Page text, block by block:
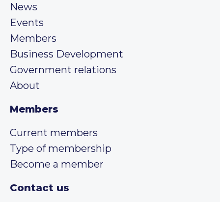
News
Events
Members
Business Development
Government relations
About
Members
Current members
Type of membership
Become a member
Contact us